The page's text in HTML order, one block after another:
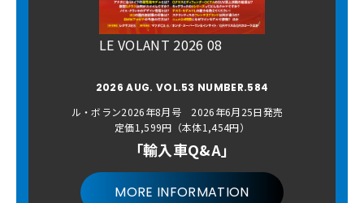
LE VOLANT 2026 08
2026 AUG. VOL.53 NUMBER.584
ル・ボラン2026年8月号 2026年6月25日発売
定価1,599円（本体1,454円）
「輸入車Q&A」
MORE INFORMATION